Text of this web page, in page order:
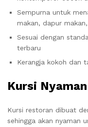
Sempurna untuk
makan, dapur
Sesuai dengan
terbaru
Kerangja kokoh dan
Kursi
Kursi restoran dibuat
sehingga akan nyaman